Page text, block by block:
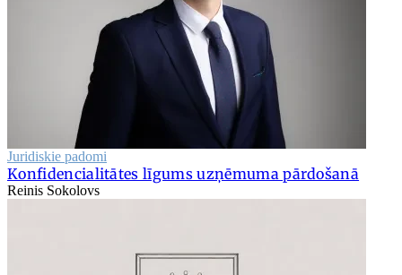
Juridiskie padomi
Konfidencialitātes līgums uzņēmuma pārdošanā
Reinis Sokolovs